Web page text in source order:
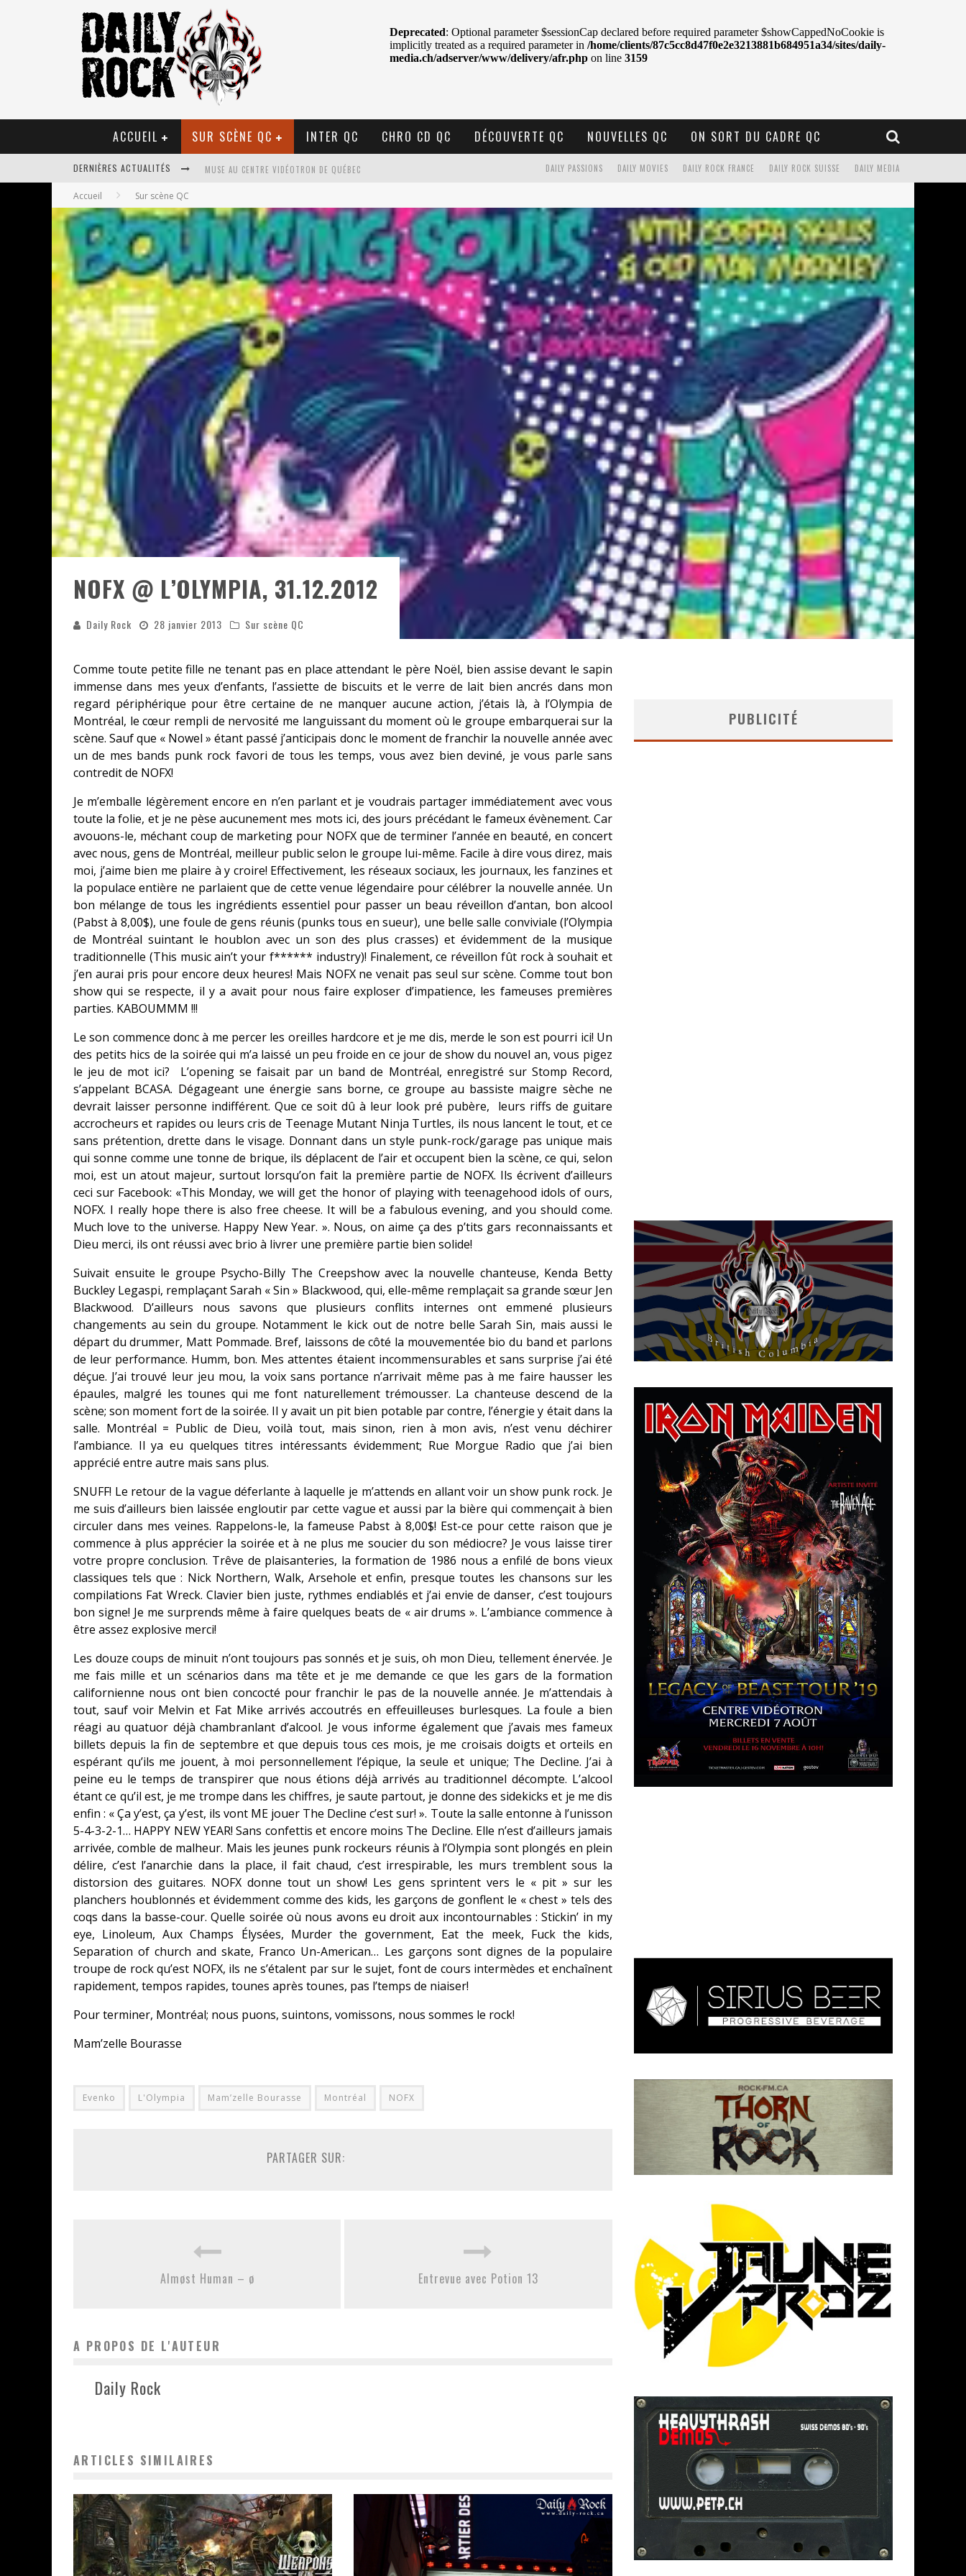
ACCUEIL SUR SCÈNE QC INTER QC CHRO CD QC DÉCOUVERTE QC NOUVELLES QC ON SORT DU CADRE QC
DERNIÈRES ACTUALITÉS MUSE AU CENTRE VIDÉOTRON DE QUÉBEC
JOURNEY AU CENTRE VIDÉOTRON : SAME OR SEPARATE WAYS?
LA TRAGÉDIE SORT DE LA NOUVELLE MUSIQUE
TOVE LO ÉTAIT DE PASSAGE AU MTELUS
LES DANSEURS ÉTOILES PARASITENT TON CIEL
JEFF MARTIN AU CORONA DE MONTRÉAL
ON VA SE LE DIRE, SWORD EST DE RETOUR
LA COMPIL’ ZOO DE SLAM DISQUES EST DE RETOUR
LES RÊVES SONT FAITS POUR ÊTRE RÉALISÉS
DEATH NOTE SILENCE - COLLIDE AND COLLAPSE
ÉNORME SUCCÈS POUR MUSE ET SES SHOWS AU QUÉBEC
DAILY MEDIA
DAILY ROCK SUISSE
DAILY ROCK FRANCE
DAILY MOVIES
DAILY PASSIONS
Accueil Sur scène QC
NOFX @ L’OLYMPIA, 31.12.2012
Daily Rock 28 janvier 2013 Sur scène QC
Comme toute petite fille ne tenant pas en place attendant le père Noël, bien assise devant le sapin
immense dans mes yeux d’enfants, l’assiette de biscuits et le verre de lait bien ancrés dans mon
regard périphérique pour être certaine de ne manquer aucune action, j’étais là, à l’Olympia de
Montréal, le cœur rempli de nervosité me languissant du moment où le groupe embarquerai sur la
scène. Sauf que « Nowel » étant passé j’anticipais donc le moment de franchir la nouvelle année avec
un de mes bands punk rock favori de tous les temps, vous avez bien deviné, je vous parle sans
contredit de NOFX!
Je m’emballe légèrement encore en n’en parlant et je voudrais partager immédiatement avec vous
toute la folie, et je ne pèse aucunement mes mots ici, des jours précédant le fameux évènement. Car
avouons-le, méchant coup de marketing pour NOFX que de terminer l’année en beauté, en concert
avec nous, gens de Montréal, meilleur public selon le groupe lui-même. Facile à dire vous direz, mais
moi, j’aime bien me plaire à y croire! Effectivement, les réseaux sociaux, les journaux, les fanzines et
la populace entière ne parlaient que de cette venue légendaire pour célébrer la nouvelle année. Un
bon mélange de tous les ingrédients essentiel pour passer un beau réveillon d’antan, bon alcool
(Pabst à 8,00$), une foule de gens réunis (punks tous en sueur), une belle salle conviviale (l’Olympia
de Montréal suintant le houblon avec un son des plus crasses) et évidemment de la musique
traditionnelle (This music ain’t your f****** industry)! Finalement, ce réveillon fût rock à souhait et
j’en aurai pris pour encore deux heures! Mais NOFX ne venait pas seul sur scène. Comme tout bon
show qui se respecte, il y a avait pour nous faire exploser d’impatience, les fameuses premières
parties. KABOUMMM !!!
Le son commence donc à me percer les oreilles hardcore et je me dis, merde le son est pourri ici! Un
des petits hics de la soirée qui m’a laissé un peu froide en ce jour de show du nouvel an, vous pigez
le jeu de mot ici? L’opening se faisait par un band de Montréal, enregistré sur Stomp Record,
s’appelant BCASA. Dégageant une énergie sans borne, ce groupe au bassiste maigre sèche ne
devrait laisser personne indifférent. Que ce soit dû à leur look pré pubère, leurs riffs de guitare
accrocheurs et rapides ou leurs cris de Teenage Mutant Ninja Turtles, ils nous lancent le tout, et ce
sans prétention, drette dans le visage. Donnant dans un style punk-rock/garage pas unique mais
qui sonne comme une tonne de brique, ils déplacent de l’air et occupent bien la scène, ce qui, selon
moi, est un atout majeur, surtout lorsqu’on fait la première partie de NOFX. Ils écrivent d’ailleurs
ceci sur Facebook: «This Monday, we will get the honor of playing with teenagehood idols of ours,
NOFX. I really hope there is also free cheese. It will be a fabulous evening, and you should come.
Much love to the universe. Happy New Year. ». Nous, on aime ça des p’tits gars reconnaissants et
Dieu merci, ils ont réussi avec brio à livrer une première partie bien solide!
Suivait ensuite le groupe Psycho-Billy The Creepshow avec la nouvelle chanteuse, Kenda Betty
Buckley Legaspi, remplaçant Sarah « Sin » Blackwood, qui, elle-même remplaçait sa grande sœur Jen
Blackwood. D’ailleurs nous savons que plusieurs conflits internes ont emmené plusieurs
changements au sein du groupe. Notamment le kick out de notre belle Sarah Sin, mais aussi le
départ du drummer, Matt Pommade. Bref, laissons de côté la mouvementée bio du band et parlons
de leur performance. Humm, bon. Mes attentes étaient incommensurables et sans surprise j’ai été
déçue. J’ai trouvé leur jeu mou, la voix sans portance n’arrivait même pas à me faire hausser les
épaules, malgré les tounes qui me font naturellement trémousser. La chanteuse descend de la
scène; son moment fort de la soirée. Il y avait un pit bien potable par contre, l’énergie y était dans la
salle. Montréal = Public de Dieu, voilà tout, mais sinon, rien à mon avis, n’est venu déchirer
l’ambiance. Il ya eu quelques titres intéressants évidemment; Rue Morgue Radio que j’ai bien
apprécié entre autre mais sans plus.
SNUFF! Le retour de la vague déferlante à laquelle je m’attends en allant voir un show punk rock. Je
me suis d’ailleurs bien laissée engloutir par cette vague et aussi par la bière qui commençait à bien
circuler dans mes veines. Rappelons-le, la fameuse Pabst à 8,00$! Est-ce pour cette raison que je
commence à plus apprécier la soirée et à ne plus me soucier du son médiocre? Je vous laisse tirer
votre propre conclusion. Trêve de plaisanteries, la formation de 1986 nous a enfilé de bons vieux
classiques tels que : Nick Northern, Walk, Arsehole et enfin, presque toutes les chansons sur les
compilations Fat Wreck. Clavier bien juste, rythmes endiablés et j’ai envie de danser, c’est toujours
bon signe! Je me surprends même à faire quelques beats de « air drums ». L’ambiance commence à
être assez explosive merci!
Les douze coups de minuit n’ont toujours pas sonnés et je suis, oh mon Dieu, tellement énervée. Je
me fais mille et un scénarios dans ma tête et je me demande ce que les gars de la formation
californienne nous ont bien concocté pour franchir le pas de la nouvelle année. Je m’attendais à
tout, sauf voir Melvin et Fat Mike arrivés accoutrés en effeuilleuses burlesques. La foule a bien
réagi au quatuor déjà chambranlant d’alcool. Je vous informe également que j’avais mes fameux
billets depuis la fin de septembre et que depuis tous ces mois, je me croisais doigts et orteils en
espérant qu’ils me jouent, à moi personnellement l’épique, la seule et unique; The Decline. J’ai à
peine eu le temps de transpirer que nous étions déjà arrivés au traditionnel décompte. L’alcool
étant ce qu’il est, je me trompe dans les chiffres, je saute partout, je donne des sidekicks et je me dis
enfin : « Ça y’est, ça y’est, ils vont ME jouer The Decline c’est sur! ». Toute la salle entonne à l’unisson
5-4-3-2-1… HAPPY NEW YEAR! Sans confettis et encore moins The Decline. Elle n’est d’ailleurs jamais
arrivée, comble de malheur. Mais les jeunes punk rockeurs réunis à l’Olympia sont plongés en plein
délire, c’est l’anarchie dans la place, il fait chaud, c’est irrespirable, les murs tremblent sous la
distorsion des guitares. NOFX donne tout un show! Les gens sprintent vers le « pit » sur les
planchers houblonnés et évidemment comme des kids, les garçons de gonflent le « chest » tels des
coqs dans la basse-cour. Quelle soirée où nous avons eu droit aux incontournables : Stickin’ in my
eye, Linoleum, Aux Champs Élysées, Murder the government, Eat the meek, Fuck the kids,
Separation of church and skate, Franco Un-American… Les garçons sont dignes de la populaire
troupe de rock qu’est NOFX, ils ne s’étalent par sur le sujet, font de cours intermèdes et enchaînent
rapidement, tempos rapides, tounes après tounes, pas l’temps de niaiser!
Pour terminer, Montréal; nous puons, suintons, vomissons, nous sommes le rock!
Mam’zelle Bourasse
Evenko L'Olympia Mam’zelle Bourasse Montréal NOFX
PARTAGER SUR:
Almøst Human – ø Entrevue avec Potion 13
A PROPOS DE L'AUTEUR
Daily Rock
ARTICLES SIMILAIRES
PUBLICITÉ